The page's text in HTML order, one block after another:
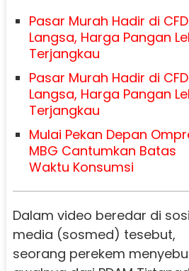
Pasar Murah Hadir di CFD
Langsa, Harga Pangan
Terjangkau
Pasar Murah Hadir di CFD
Langsa, Harga Pangan
Terjangkau
Mulai Pekan Depan
MBG Cantumkan Batas
Waktu Konsumsi
Dalam video beredar di
media (sosmed) tesebut,
seorang perekem